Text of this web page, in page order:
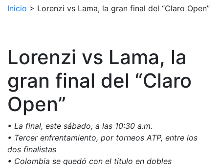
Inicio > Lorenzi vs Lama, la gran final del “Claro Open”
Lorenzi vs Lama, la
gran final del “Claro
Open”
• La final, este sábado, a las 10:30 a.m.
• Tercer enfrentamiento, por torneos ATP, entre los
dos finalistas
• Colombia se quedó con el título en dobles